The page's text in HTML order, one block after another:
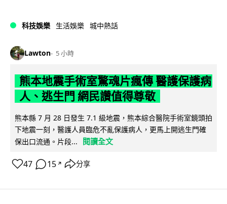
科技娛樂 生活娛樂 城中熱話
Lawton 5 小時
熊本地震手術室驚魂片瘋傳 醫護保護病
人、逃生門 網民讚值得尊敬
熊本縣 7 月 28 日發生 7.1 級地震，熊本綜合醫院手術室鏡頭拍
下地震一刻，醫護人員臨危不亂保護病人，更馬上開逃生門確
保出口流通。片段...
閱讀全文
47 15 ↗ 分享